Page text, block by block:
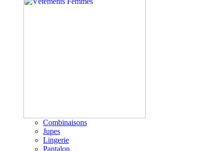
Combinaisons
Jupes
Lingerie
Pantalon